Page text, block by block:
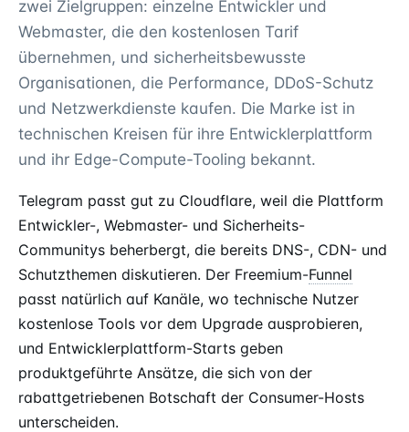
zwei Zielgruppen: einzelne Entwickler und
Webmaster, die den kostenlosen Tarif
übernehmen, und sicherheitsbewusste
Organisationen, die Performance, DDoS-Schutz
und Netzwerkdienste kaufen. Die Marke ist in
technischen Kreisen für ihre Entwicklerplattform
und ihr Edge-Compute-Tooling bekannt.
Telegram passt gut zu Cloudflare, weil die Plattform
Entwickler-, Webmaster- und Sicherheits-
Communitys beherbergt, die bereits DNS-, CDN- und
Schutzthemen diskutieren. Der Freemium-Funnel
passt natürlich auf Kanäle, wo technische Nutzer
kostenlose Tools vor dem Upgrade ausprobieren,
und Entwicklerplattform-Starts geben
produktgeführte Ansätze, die sich von der
rabattgetriebenen Botschaft der Consumer-Hosts
unterscheiden.